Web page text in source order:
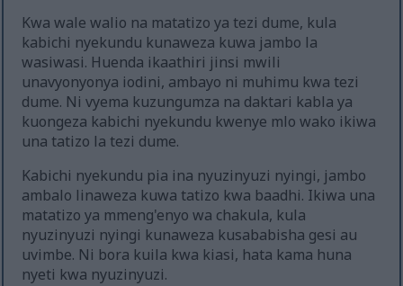
Kwa wale walio na matatizo ya tezi dume, kula
kabichi nyekundu kunaweza kuwa jambo la
wasiwasi. Huenda ikaathiri jinsi mwili
unavyonyonya iodini, ambayo ni muhimu kwa tezi
dume. Ni vyema kuzungumza na daktari kabla ya
kuongeza kabichi nyekundu kwenye mlo wako ikiwa
una tatizo la tezi dume.
Kabichi nyekundu pia ina nyuzinyuzi nyingi, jambo
ambalo linaweza kuwa tatizo kwa baadhi. Ikiwa una
matatizo ya mmeng'enyo wa chakula, kula
nyuzinyuzi nyingi kunaweza kusababisha gesi au
uvimbe. Ni bora kuila kwa kiasi, hata kama huna
nyeti kwa nyuzinyuzi.